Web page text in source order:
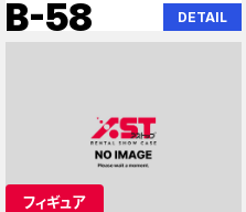
B-58 DETAIL
フィギュア